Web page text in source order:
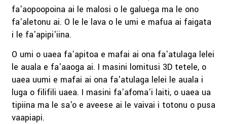
fa'aopoopoina ai le malosi o le galuega ma le ono
fa'aletonu ai. O le le lava o le umi e mafua ai faigata
i le fa'apipi'iina.
O umi o uaea fa'apitoa e mafai ai ona fa'atulaga lelei
le auala e fa'aaoga ai. I masini lomitusi 3D tetele, o
uaea uumi e mafai ai ona fa'atulaga lelei le auala i
luga o filifili uaea. I masini fa'afoma'i laiti, o uaea ua
tipiina ma le sa'o e aveese ai le vaivai i totonu o pusa
vaapiapi.